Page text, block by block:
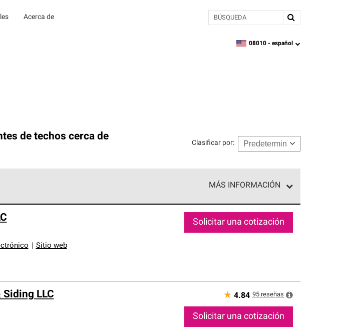
Acerca de BÚSQUEDA
zipcode, language
08010 - español
de techos cerca de
Clasificar por:
MÁS INFORMACIÓN
profesionalismo, confiabilidad y destreza incomparable. Solo ellos pueden
de techos.
Sitio web
Solicitar una cotización
Siding LLC ★ 4.84 95 reseñas
Solicitar una cotización